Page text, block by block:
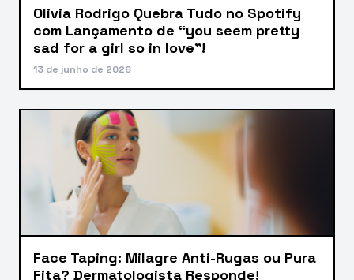
Olivia Rodrigo Quebra Tudo no Spotify
com Lançamento de “you seem pretty
sad for a girl so in love”!
13 de junho de 2026
Face Taping: Milagre Anti-Rugas ou Pura
Fita? Dermatologista Responde!